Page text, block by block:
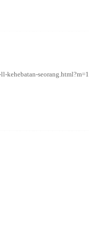
kehebatan-seorang.html?m=1